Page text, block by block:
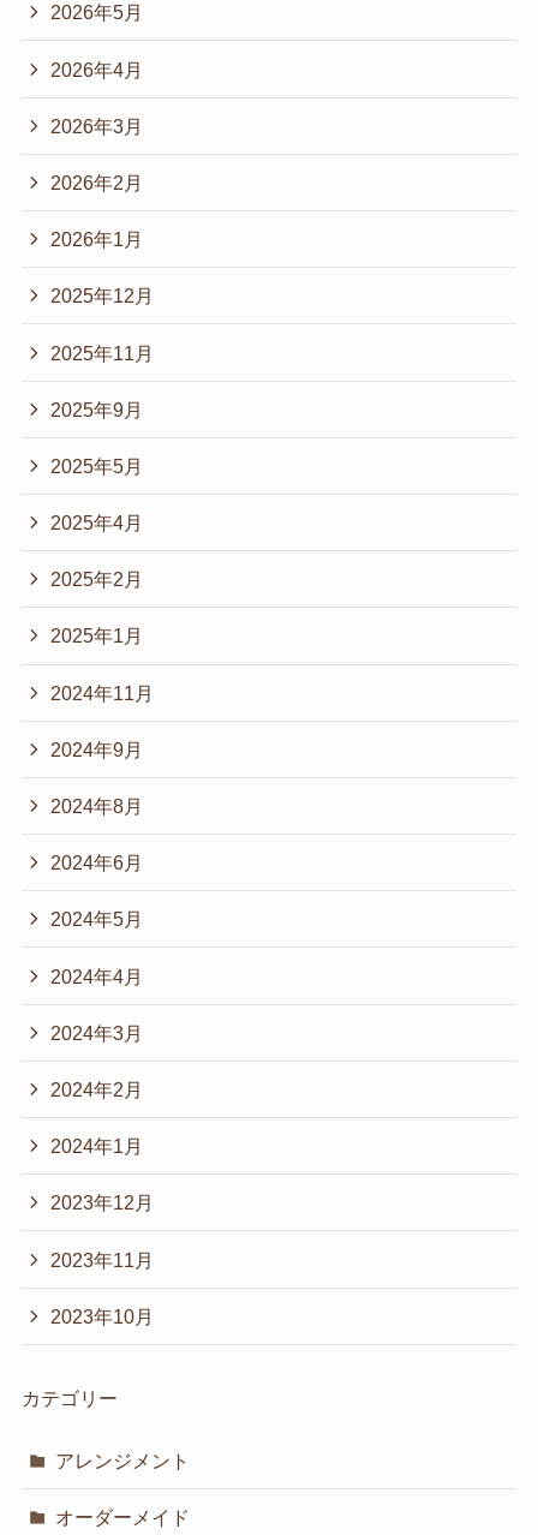
2026年5月
2026年4月
2026年3月
2026年2月
2026年1月
2025年12月
2025年11月
2025年9月
2025年5月
2025年4月
2025年2月
2025年1月
2024年11月
2024年9月
2024年8月
2024年6月
2024年5月
2024年4月
2024年3月
2024年2月
2024年1月
2023年12月
2023年11月
2023年10月
カテゴリー
アレンジメント
オーダーメイド